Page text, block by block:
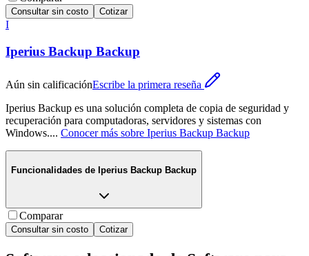
Consultar sin costo Cotizar
I
Iperius Backup Backup
Aún sin calificaciónEscribe la primera reseña
Iperius Backup es una solución completa de copia de seguridad y
recuperación para computadoras, servidores y sistemas con
Windows.... Conocer más sobre Iperius Backup Backup
Funcionalidades de Iperius Backup Backup
Comparar
Consultar sin costo Cotizar